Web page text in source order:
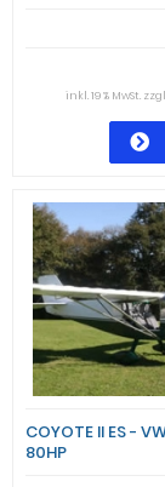
inkl. 19 % MwSt.
COYOTE II ES -
80HP